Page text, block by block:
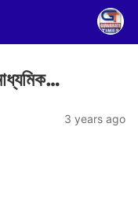
3 years ago